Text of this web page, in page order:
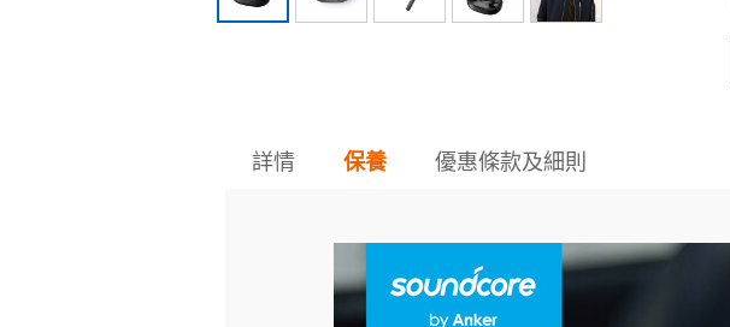
詳情 保養 優惠條款及細則